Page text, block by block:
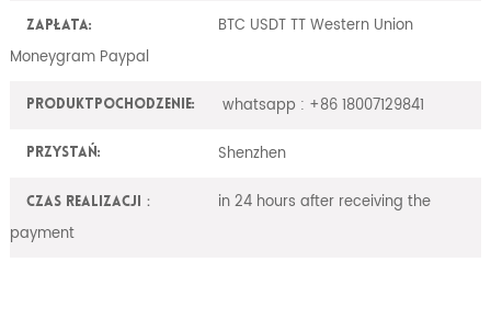
Zapłata:
BTC USDT TT Western Union
Moneygram Paypal
ProduktPochodzenie: whatsapp : +86 18007129841
Przystań: Shenzhen
Czas realizacji：
in 24 hours after receiving the
payment